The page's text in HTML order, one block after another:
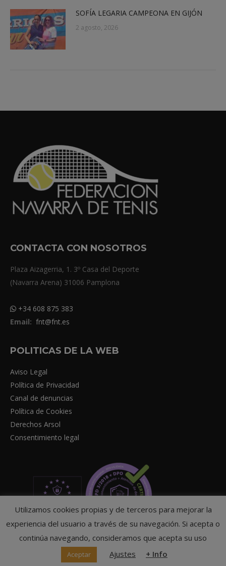
SOFÍA LEGARIA CAMPEONA EN GIJÓN
2 agosto, 2026
CONTACTA CON NOSOTROS
Plaza Aizagerria, 1. 3º Casa del Deporte
(Navarra Arena) 31006 Pamplona
+34 608 875 383
Email: fnt@fnt.es
POLITICAS DE LA WEB
Aviso Legal
Política de Privacidad
Canal de denuncias
Política de Cookies
Derechos Arsol
Consentimiento legal
Utilizamos cookies propias y de terceros para mejorar la
experiencia del usuario a través de su navegación. Si acepta o
continúa navegando, consideramos que acepta su uso
Aceptar Ajustes + Info